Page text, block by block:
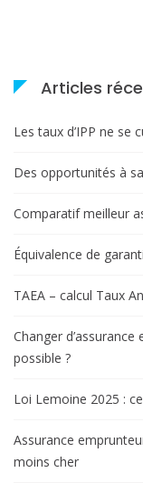
Articles
Les taux d’IPP ne
Des opportunités à
Comparatif meilleur
Équivalence de
TAEA – calcul Taux
Changer
possible ?
Loi Lemoine 2025 :
Assurance
moins cher